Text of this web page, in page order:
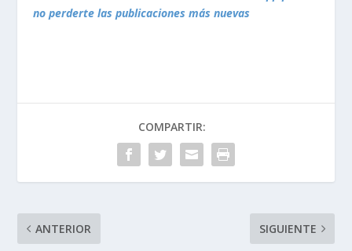
no perderte las publicaciones más nuevas
COMPARTIR:
ANTERIOR SIGUIENTE